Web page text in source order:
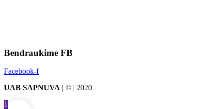
Bendraukime FB
Facebook-f
UAB SAPNUVA | © | 2020
1